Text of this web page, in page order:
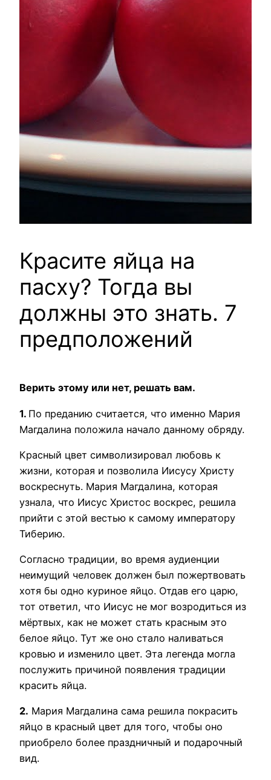
Красите яйца на
пасху? Тогда вы
должны это знать. 7
предположений
Верить этому или нет, решать вам.
1. По преданию считается, что именно Мария
Магдалина положила начало данному обряду.
Красный цвет символизировал любовь к
жизни, которая и позволила Иисусу Христу
воскреснуть. Мария Магдалина, которая
узнала, что Иисус Христос воскрес, решила
прийти с этой вестью к самому императору
Тиберию.
Согласно традиции, во время аудиенции
неимущий человек должен был пожертвовать
хотя бы одно куриное яйцо. Отдав его царю,
тот ответил, что Иисус не мог возродиться из
мёртвых, как не может стать красным это
белое яйцо. Тут же оно стало наливаться
кровью и изменило цвет. Эта легенда могла
послужить причиной появления традиции
красить яйца.
2. Мария Магдалина сама решила покрасить
яйцо в красный цвет для того, чтобы оно
приобрело более праздничный и подарочный
вид.